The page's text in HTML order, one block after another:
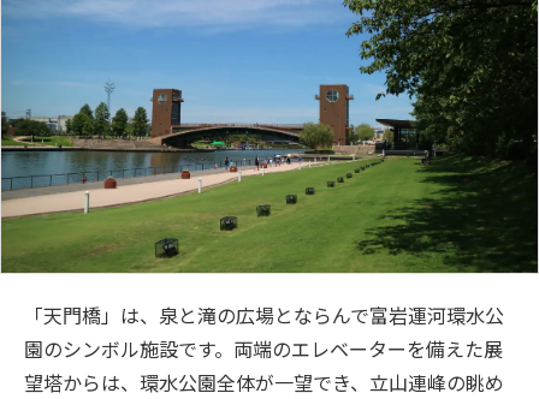
「天門橋」は、泉と滝の広場とならんで富岩運河環水公
園のシンボル施設です。両端のエレベーターを備えた展
望塔からは、環水公園全体が一望でき、立山連峰の眺め